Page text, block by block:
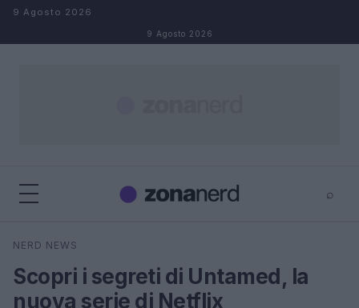
Salta al contenuto
9 Agosto 2026
9 Agosto 2026
⌕
Cerca
NERD NEWS
Scopri i segreti di Untamed, la
nuova serie di Netflix